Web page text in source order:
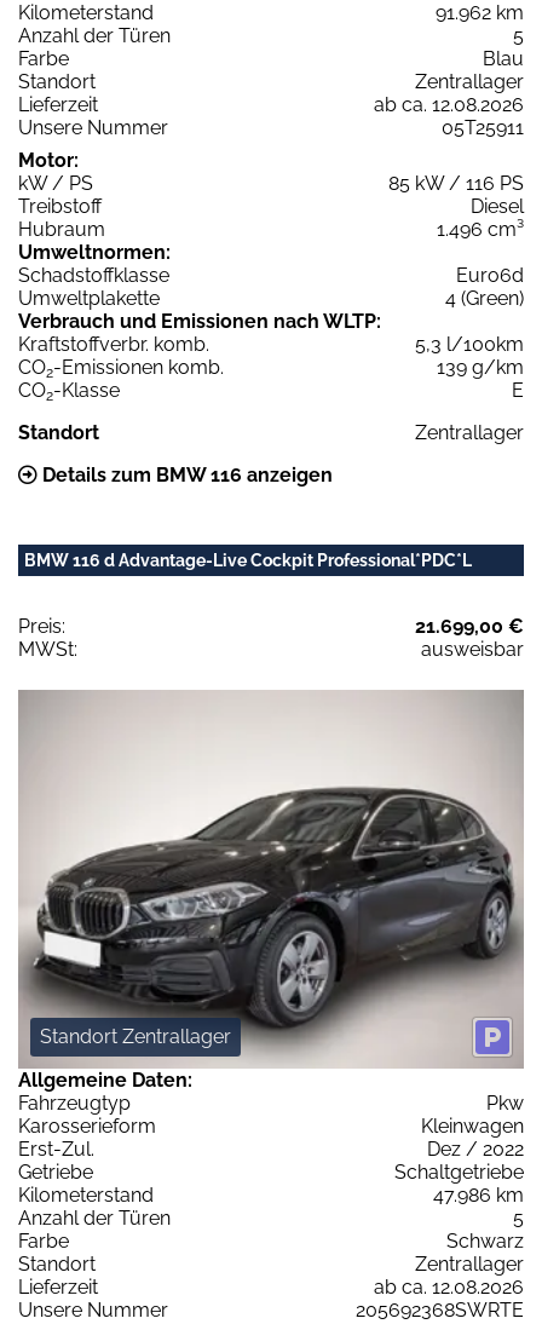
Kilometerstand
91.962 km
Anzahl der Türen
5
Farbe
Blau
Standort
Zentrallager
Lieferzeit
ab ca. 12.08.2026
Unsere Nummer
05T25911
Motor:
kW / PS
85 kW / 116 PS
Treibstoff
Diesel
Hubraum
1.496 cm³
Umweltnormen:
Schadstoffklasse
Euro6d
Umweltplakette
4 (Green)
Verbrauch und Emissionen nach WLTP:
Kraftstoffverbr. komb.
5,3 l/100km
CO2-Emissionen komb.
139 g/km
CO2-Klasse
E
Standort
Zentrallager
Details zum BMW 116 anzeigen
BMW 116 d Advantage-Live Cockpit Professional*PDC*L
Preis:
21.699,00 €
MWSt:
ausweisbar
Standort Zentrallager
Allgemeine Daten:
Fahrzeugtyp
Pkw
Karosserieform
Kleinwagen
Erst-Zul.
Dez / 2022
Getriebe
Schaltgetriebe
Kilometerstand
47.986 km
Anzahl der Türen
5
Farbe
Schwarz
Standort
Zentrallager
Lieferzeit
ab ca. 12.08.2026
Unsere Nummer
205692368SWRTE